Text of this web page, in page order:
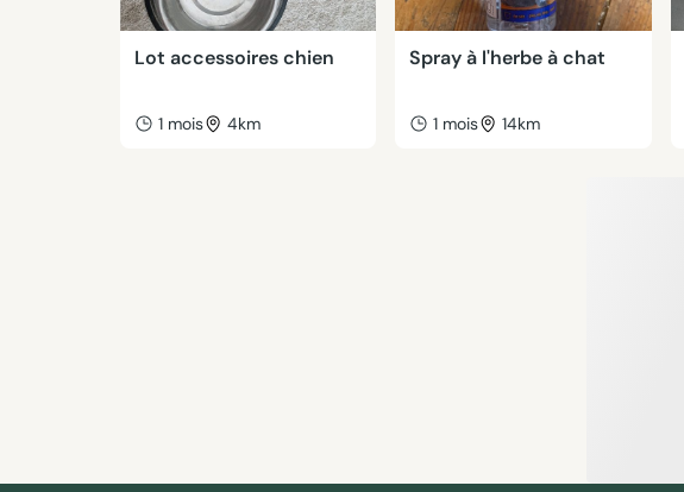
Lot accessoires chien
1 mois 4km
Spray à l'herbe à chat
1 mois 14km